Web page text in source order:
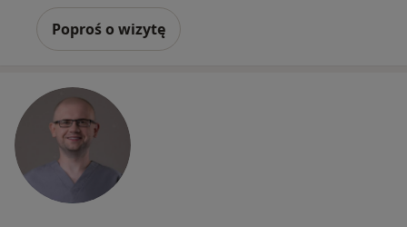
Poproś o wizytę